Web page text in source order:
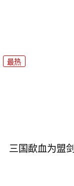
最热
三国歃血为盟